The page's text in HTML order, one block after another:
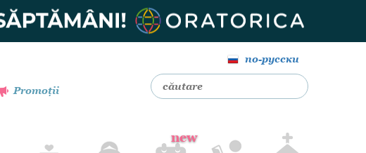
по-русски
Promoții
new